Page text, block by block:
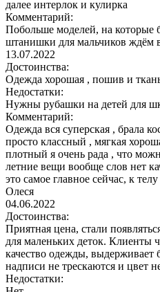
далее интерлок и кулирка
Комментарий:
Побольше моделей, на которые
штанишки для мальчиков ждём
13.07.2022
Достоинства:
Одежда хорошая , пошив и
Недостатки:
Нужны рубашки на детей для
Комментарий:
Одежда вся суперская , брала
просто классный , мягкая
плотный я очень рада , что
летние вещи вообще слов нет
это самое главное сейчас, к
Олеся
04.06.2022
Достоинства:
Приятная цена, стали
для маленьких деток. Клиенты
качество одежды, выдерживает
надписи не трескаются и цвет
Недостатки: